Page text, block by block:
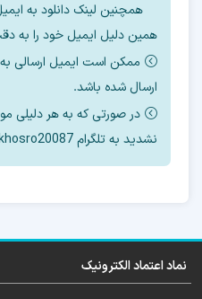
دامپ و فایل روت تست
این فایل قابل رایت با
میباشد.
آموزش مشاهده بفرمایید.
همچنین لینک دانلود به
همین دلیل ایمیل خود را به
ارسال شده باشد.
در صورتی که به هر دلیلی
نشدید به تلگرام khosro20087@ پیام دهید.
نماد اعتماد الکترونیک